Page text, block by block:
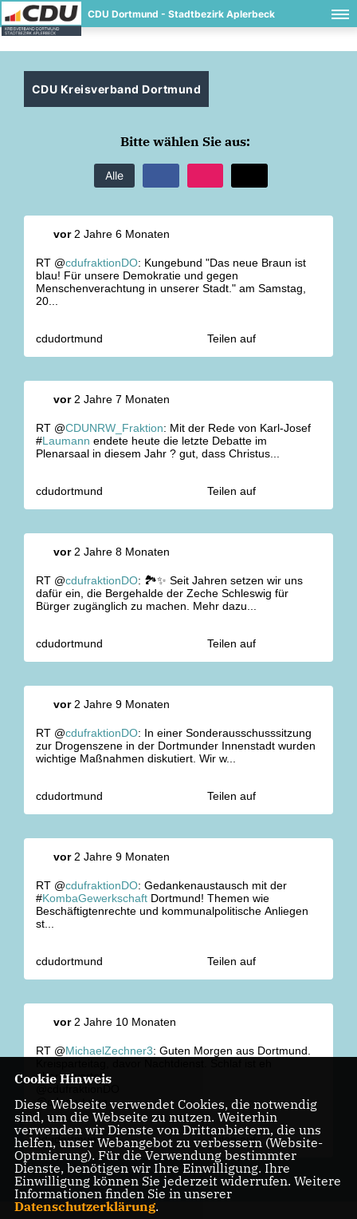
CDU Dortmund - Stadtbezirk Aplerbeck
CDU Kreisverband Dortmund
Bitte wählen Sie aus:
Alle
vor2 Jahre 6 Monaten
RT @cdufraktionDO: Kungebund "Das neue Braun ist
blau! Für unsere Demokratie und gegen
Menschenverachtung in unserer Stadt." am Samstag,
20...
cdudortmund Teilen auf
vor2 Jahre 7 Monaten
RT @CDUNRW_Fraktion: Mit der Rede von Karl-Josef
#Laumann endete heute die letzte Debatte im
Plenarsaal in diesem Jahr ? gut, dass Christus...
cdudortmund Teilen auf
vor2 Jahre 8 Monaten
RT @cdufraktionDO: 🏞️✨ Seit Jahren setzen wir uns
dafür ein, die Bergehalde der Zeche Schleswig für
Bürger zugänglich zu machen. Mehr dazu...
cdudortmund Teilen auf
vor2 Jahre 9 Monaten
RT @cdufraktionDO: In einer Sonderausschusssitzung
zur Drogenszene in der Dortmunder Innenstadt wurden
wichtige Maßnahmen diskutiert. Wir w...
cdudortmund Teilen auf
vor2 Jahre 9 Monaten
RT @cdufraktionDO: Gedankenaustausch mit der
#KombaGewerkschaft Dortmund! Themen wie
Beschäftigtenrechte und kommunalpolitische Anliegen
st...
cdudortmund Teilen auf
vor2 Jahre 10 Monaten
RT @MichaelZechner3: Guten Morgen aus Dortmund.
überbewertet.
@cdudortmun...
cdudortmund Teilen auf
Cookie Hinweis
Diese Webseite verwendet Cookies, die notwendig
sind, um die Webseite zu nutzen. Weiterhin
verwenden wir Dienste von Drittanbietern, die uns
helfen, unser Webangebot zu verbessern (Website-
Optmierung). Für die Verwendung bestimmter
Dienste, benötigen wir Ihre Einwilligung. Ihre
Einwilligung können Sie jederzeit widerrufen. Weitere
Informationen finden Sie in unserer
Datenschutzerklärung.